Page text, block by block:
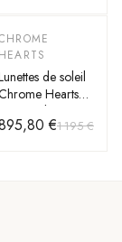
-25 %
HEARTS
de soleil
Hearts
rectangulaires
A
€1 195 €